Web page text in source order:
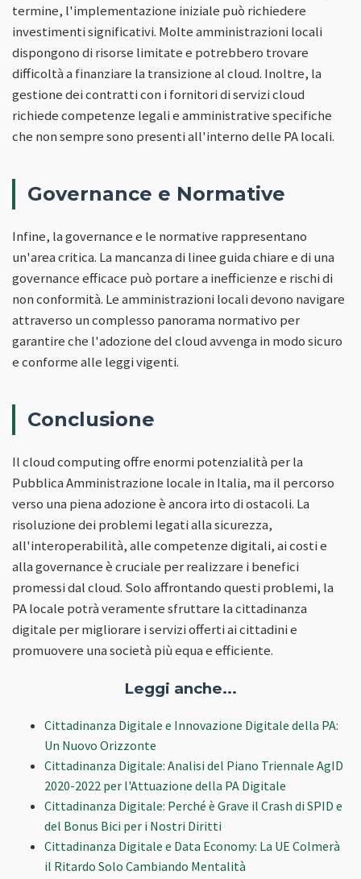
termine, l'implementazione iniziale può richiedere
investimenti significativi. Molte amministrazioni locali
dispongono di risorse limitate e potrebbero trovare
difficoltà a finanziare la transizione al cloud. Inoltre, la
gestione dei contratti con i fornitori di servizi cloud
richiede competenze legali e amministrative specifiche
che non sempre sono presenti all'interno delle PA locali.
Governance e Normative
Infine, la governance e le normative rappresentano
un'area critica. La mancanza di linee guida chiare e di una
governance efficace può portare a inefficienze e rischi di
non conformità. Le amministrazioni locali devono navigare
attraverso un complesso panorama normativo per
garantire che l'adozione del cloud avvenga in modo sicuro
e conforme alle leggi vigenti.
Conclusione
Il cloud computing offre enormi potenzialità per la
Pubblica Amministrazione locale in Italia, ma il percorso
verso una piena adozione è ancora irto di ostacoli. La
risoluzione dei problemi legati alla sicurezza,
all'interoperabilità, alle competenze digitali, ai costi e
alla governance è cruciale per realizzare i benefici
promessi dal cloud. Solo affrontando questi problemi, la
PA locale potrà veramente sfruttare la cittadinanza
digitale per migliorare i servizi offerti ai cittadini e
promuovere una società più equa e efficiente.
Leggi anche...
Cittadinanza Digitale e Innovazione Digitale della PA:
Un Nuovo Orizzonte
Cittadinanza Digitale: Analisi del Piano Triennale AgID
2020-2022 per l'Attuazione della PA Digitale
Cittadinanza Digitale: Perché è Grave il Crash di SPID e
del Bonus Bici per i Nostri Diritti
Cittadinanza Digitale e Data Economy: La UE Colmerà
il Ritardo Solo Cambiando Mentalità